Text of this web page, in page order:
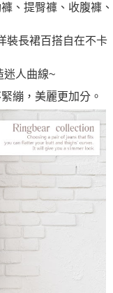
、提臀褲、收腹褲、
裝長裙百搭自在不卡
迷人曲線~
繃，美麗更加分。